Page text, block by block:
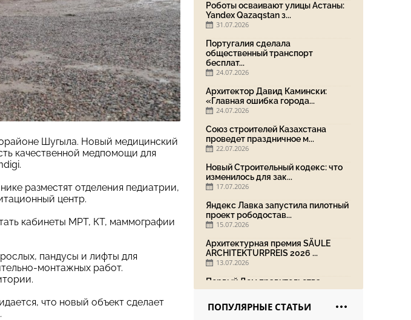
Шугыла. Новый медицинский
качественной медпомощи для
разместят отделения педиатрии,
центр.
кабинеты МРТ, КТ, маммографии
пандусы и лифты для
монтажных работ.
что новый объект сделает
Роботы осваивают улицы Астаны:
Yandex Qazaqstan з...
31.07.2026
Португалия сделала
общественный транспорт
бесплат...
24.07.2026
Архитектор Давид Камински:
«Главная ошибка города...
24.07.2026
Союз строителей Казахстана
проведет праздничное м...
22.07.2026
Новый Строительный кодекс: что
изменилось для зак...
17.07.2026
Яндекс Лавка запустила пилотный
проект рободостав...
15.07.2026
Архитектурная премия SÄULE
ARCHITEKTURPREIS 2026 ...
13.07.2026
Первый Дом правительства
Алматы станет главной те...
ПОПУЛЯРНЫЕ СТАТЬИ